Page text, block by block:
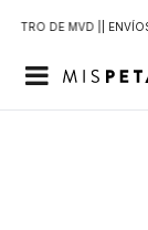
DE MVD | |
